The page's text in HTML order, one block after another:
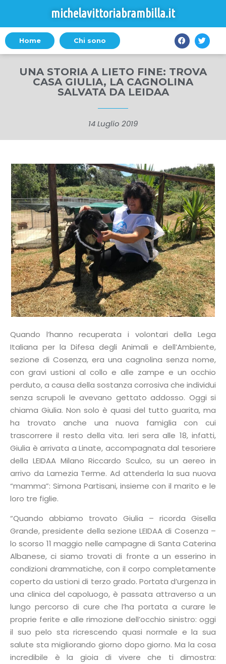
michelavittoriabrambilla.it
Home Chi sono
UNA STORIA A LIETO FINE: TROVA
CASA GIULIA, LA CAGNOLINA
SALVATA DA LEIDAA
14 Luglio 2019
Quando l’hanno recuperata i volontari della Lega
Italiana per la Difesa degli Animali e dell’Ambiente,
sezione di Cosenza, era una cagnolina senza nome,
con gravi ustioni al collo e alle zampe e un occhio
perduto, a causa della sostanza corrosiva che individui
senza scrupoli le avevano gettato addosso. Oggi si
chiama Giulia. Non solo è quasi del tutto guarita, ma
ha trovato anche una nuova famiglia con cui
trascorrere il resto della vita. Ieri sera alle 18, infatti,
Giulia è arrivata a Linate, accompagnata dal tesoriere
della LEIDAA Milano Riccardo Sculco, su un aereo in
arrivo da Lamezia Terme. Ad attenderla la sua nuova
“mamma”: Simona Partisani, insieme con il marito e le
loro tre figlie.
“Quando abbiamo trovato Giulia – ricorda Gisella
Grande, presidente della sezione LEIDAA di Cosenza –
lo scorso 11 maggio nelle campagne di Santa Caterina
Albanese, ci siamo trovati di fronte a un esserino in
condizioni drammatiche, con il corpo completamente
coperto da ustioni di terzo grado. Portata d’urgenza in
una clinica del capoluogo, è passata attraverso a un
lungo percorso di cure che l’ha portata a curare le
proprie ferite e alle rimozione dell’occhio sinistro: oggi
il suo pelo sta ricrescendo quasi normale e la sua
salute sta migliorando giorno dopo giorno. Ma la cosa
incredibile è la gioia di vivere che ti dimostra: